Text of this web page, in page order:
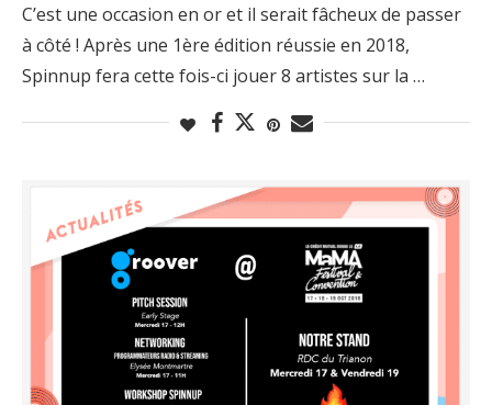
C’est une occasion en or et il serait fâcheux de passer
à côté ! Après une 1ère édition réussie en 2018,
Spinnup fera cette fois-ci jouer 8 artistes sur la …